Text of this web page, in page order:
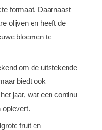
formaat. Daarnaast
olijven en heeft de
bloemen te
om de uitstekende
biedt ook
jaar, wat een continu
oplevert.
fruit en